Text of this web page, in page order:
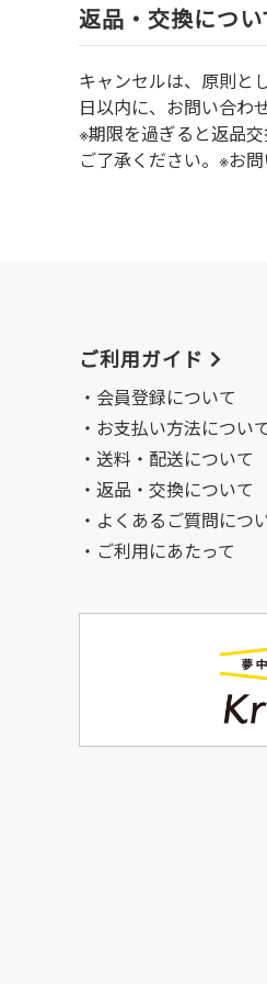
返品・交換につい
キャンセルは、原則と
⽇以内に、お問い合わ
※期限を過ぎると返品
ご了承ください。※お
ご利用ガイド
会員登録について
お支払い方法につい
送料・配送について
返品・交換について
よくあるご質問につ
ご利用にあたって